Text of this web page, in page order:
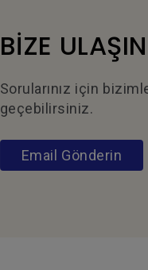
BİZE ULAŞIN
Sorularınız için
geçebilirsiniz.
Email Gönderin